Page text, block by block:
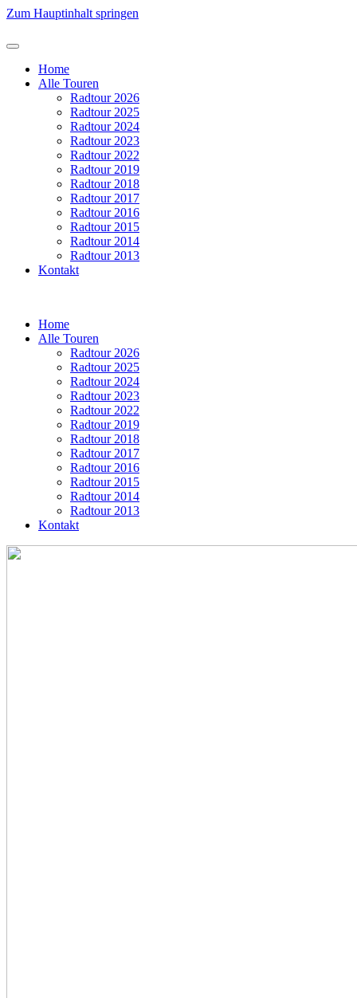
Zum Hauptinhalt springen
Home
Alle Touren
Radtour 2026
Radtour 2025
Radtour 2024
Radtour 2023
Radtour 2022
Radtour 2019
Radtour 2018
Radtour 2017
Radtour 2016
Radtour 2015
Radtour 2014
Radtour 2013
Kontakt
Home
Alle Touren
Radtour 2026
Radtour 2025
Radtour 2024
Radtour 2023
Radtour 2022
Radtour 2019
Radtour 2018
Radtour 2017
Radtour 2016
Radtour 2015
Radtour 2014
Radtour 2013
Kontakt